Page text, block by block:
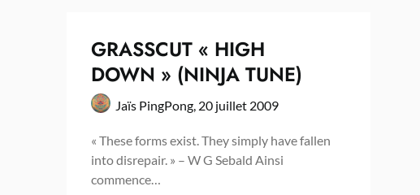
GRASSCUT « HIGH
DOWN » (NINJA TUNE)
Jaïs PingPong, 20 juillet 2009
« These forms exist. They simply have fallen
into disrepair. » – W G Sebald Ainsi
commence…